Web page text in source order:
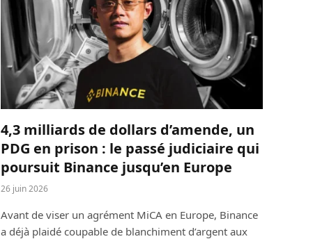
4,3 milliards de dollars d’amende, un
PDG en prison : le passé judiciaire qui
poursuit Binance jusqu’en Europe
26 juin 2026
Avant de viser un agrément MiCA en Europe, Binance
a déjà plaidé coupable de blanchiment d’argent aux